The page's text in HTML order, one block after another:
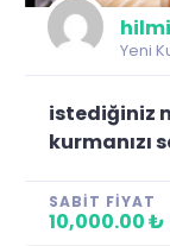
hilmi
Yeni
istediğiniz
kurmanızı
SABIT FIYAT
10,000.00 ₺